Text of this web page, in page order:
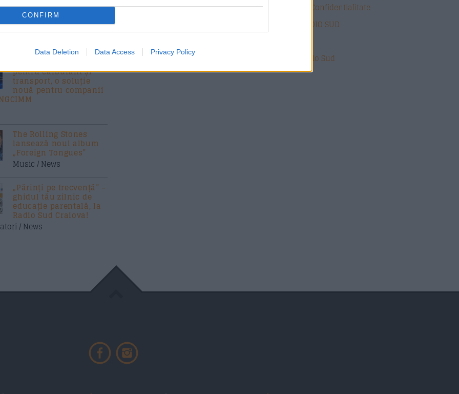
CONFIRM
Data Deletion Data Access Privacy Policy
John Travolta în
„Saturday Night Fever”,
scos la licitație
pentru carburant și
transport, o soluție
nouă pentru companii
The Rolling Stones
lansează noul album
„Foreign Tongues”
Music / News
„Părinți pe frecvență” –
ghidul tău zilnic de
educație parentală, la
Radio Sud Craiova!
/ News
Politica de Confidentialitate
DESPRE RADIO SUD
Echipa Radio Sud